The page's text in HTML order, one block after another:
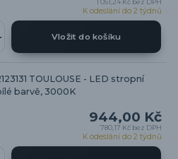
1 051,24 Kč bez DPH
K odeslání do 2 týdnů
Vložit do košíku
TOULOUSE - LED stropní
barvě, 3000K
944,00 Kč
780,17 Kč bez DPH
K odeslání do 2 týdnů